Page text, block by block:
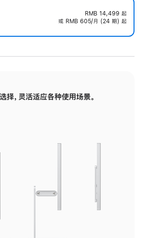
RMB 14,499 起
或 RMB 605/月 (24 期) 起
择，灵活适应各种使用场景。